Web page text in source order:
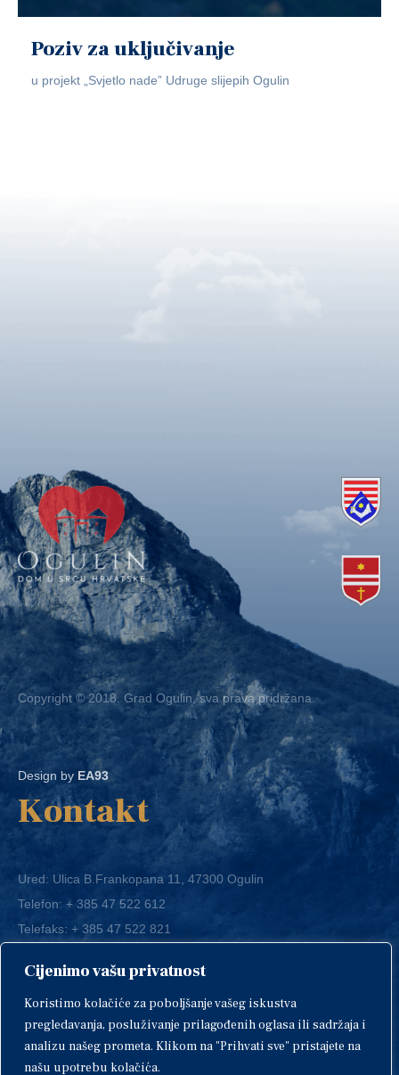
Cijenimo vašu privatnost
Koristimo kolačiće za poboljšanje vašeg iskustva
pregledavanja, posluživanje prilagođenih oglasa ili sadržaja i
analizu našeg prometa. Klikom na "Prihvati sve" pristajete na
našu upotrebu kolačića.
Poziv za uključivanje
u projekt „Svjetlo nade” Udruge slijepih Ogulin
Copyright © 2018. Grad Ogulin, sva prava pridržana.
Design by EA93
Kontakt
Ured: Ulica B.Frankopana 11, 47300 Ogulin
Telefon:+ 385 47 522 612
Telefaks:+ 385 47 522 821
E-mail:grad-ogulin@ogulin.hr
IBAN: HR1424020061829700009